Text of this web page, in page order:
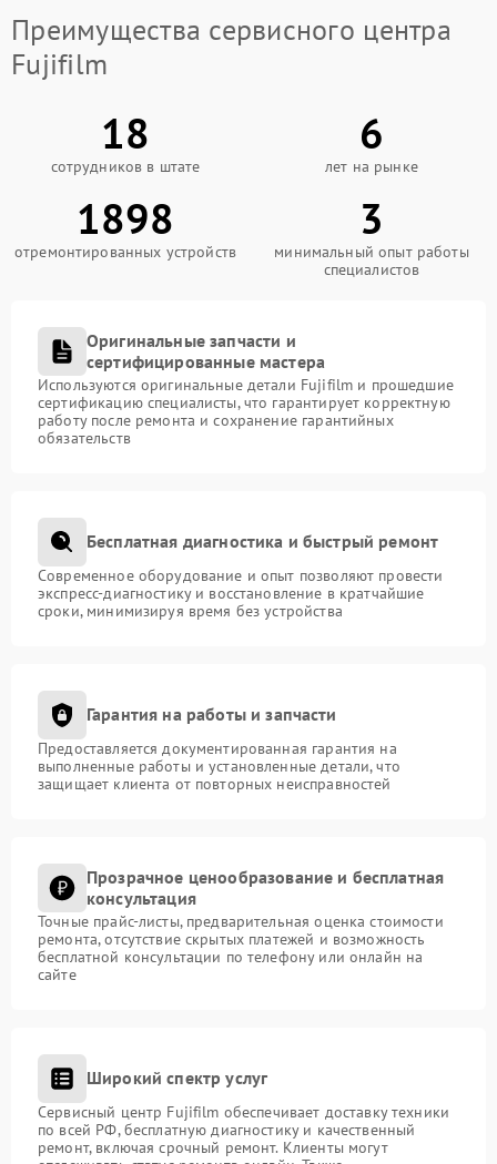
Преимущества сервисного центра
Fujifilm
18
сотрудников в штате
6
лет на рынке
1898
отремонтированных устройств
3
минимальный опыт работы
специалистов
Оригинальные запчасти и
сертифицированные мастера
Используются оригинальные детали Fujifilm и прошедшие
сертификацию специалисты, что гарантирует корректную
работу после ремонта и сохранение гарантийных
обязательств
Бесплатная диагностика и быстрый ремонт
Современное оборудование и опыт позволяют провести
экспресс-диагностику и восстановление в кратчайшие
сроки, минимизируя время без устройства
Гарантия на работы и запчасти
Предоставляется документированная гарантия на
выполненные работы и установленные детали, что
защищает клиента от повторных неисправностей
Прозрачное ценообразование и бесплатная
консультация
Точные прайс-листы, предварительная оценка стоимости
ремонта, отсутствие скрытых платежей и возможность
бесплатной консультации по телефону или онлайн на
сайте
Широкий спектр услуг
Сервисный центр Fujifilm обеспечивает доставку техники
по всей РФ, бесплатную диагностику и качественный
ремонт, включая срочный ремонт. Клиенты могут